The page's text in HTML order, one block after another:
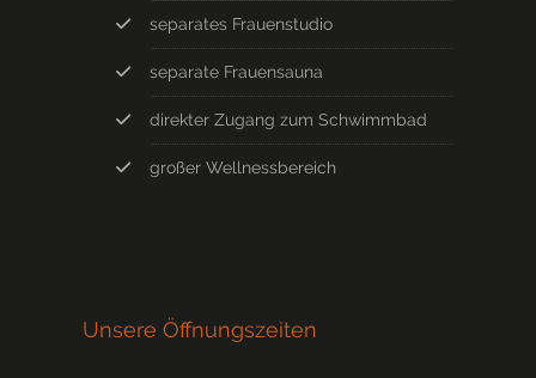
separates Frauenstudio
separate Frauensauna
direkter Zugang zum Schwimmbad
großer Wellnessbereich
Unsere Öffnungszeiten